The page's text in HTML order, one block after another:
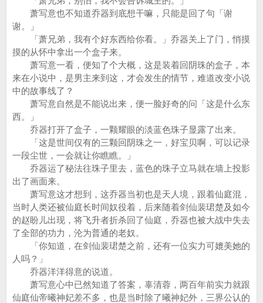
萧写意也不知道乔器到底想干嘛，只能是回了句「谢
谢。」
「萧兄弟，我有个好东西给你看。」乔器关上了门，悄摸
摸的从怀中拿出一个盒子来。
萧写意一看，便知了个大概，这是装着回阴珠的盒子，本
来在小说中，是男主来到这，才会发生的情节，难道改变小说
中的故事线了？
萧写意自然是不能说出来，便一脸好奇的问「这是什么东
西。」
乔器打开了盒子，一颗耀眼的淡蓝色珠子显露了出来。
「这是世间仅有的三颗回阴珠之一，好宝贝啊，可以记录
一段尘世，一会就让你瞧瞧。」
乔器运了秘法往珠子里去，蓝色的珠子立马就在墙上投影
出了画面来。
萧写意这才想到，这乔器当初也是天人境，跟着仙庭混，
当时人类还被仙庭长时间奴役着，后来随着剑仙裴珺楚及如今
的赵盼儿出现，将飞升者折杀回了仙庭，乔器也被大战中失去
了全部的功力，沦为普通的老奴。
「你知道，在剑仙裴珺楚之前，还有一位实力可媲美她的
人吗？」
乔器洋洋得意的说道。
萧写意心中已然知道了答案，辜清蓉，两百年前实力就跟
仙庭仙帝曦神妃差不多，也是当时除了曦神妃外，三界公认的